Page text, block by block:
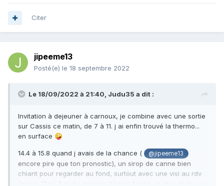
Citer
jipeeme13
Posté(e) le 18 septembre 2022
Le 18/09/2022 à 21:40, Judu35 a dit :
Invitation à dejeuner à carnoux, je combine avec une sortie
sur Cassis ce matin, de 7 à 11. j ai enfin trouvé la thermo...
en surface 🤪
14.4 à 15.8 quand j avais de la chance ( @jipeeme13
encore pire que ton pronostic), un sirop de canne bien
chiant pour regarder au fond, surtout avec une visi au rdv